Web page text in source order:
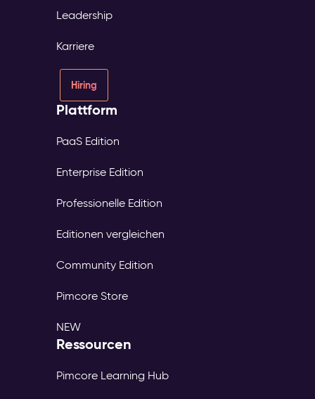
Leadership
Karriere
Hiring
Plattform
PaaS Edition
Enterprise Edition
Professionelle Edition
Editionen vergleichen
Community Edition
Pimcore Store
NEW
Ressourcen
Pimcore Learning Hub